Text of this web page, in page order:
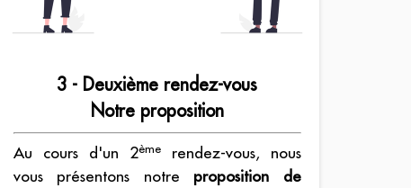
3 - Deuxième rendez-vous
Notre proposition
Au cours d'un 2èmerendez-vous, nous
vous présentons notre proposition de